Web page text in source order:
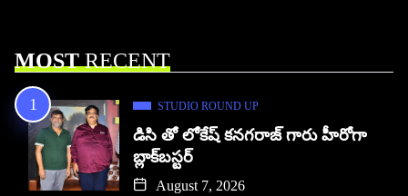
MOSTRECENT
STUDIO ROUND UP
డిసి తో లోకేష్ కనగరాజ్ గారు హీరోగా
బ్లాక్‌బస్టర్
August 7, 2026